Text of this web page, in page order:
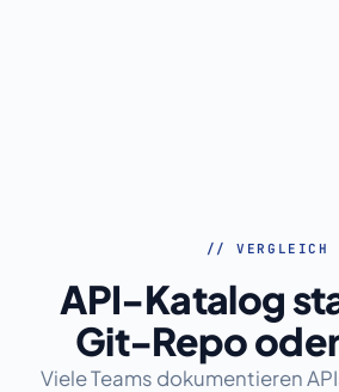
// VERGLEICH
API-Katalog
Git-Repo
Viele Teams dokumentieren